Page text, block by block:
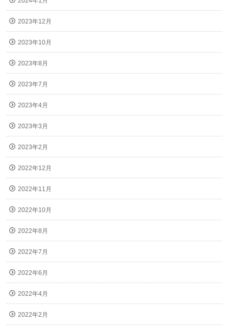
2023年12月
2023年10月
2023年8月
2023年7月
2023年4月
2023年3月
2023年2月
2022年12月
2022年11月
2022年10月
2022年8月
2022年7月
2022年6月
2022年4月
2022年2月